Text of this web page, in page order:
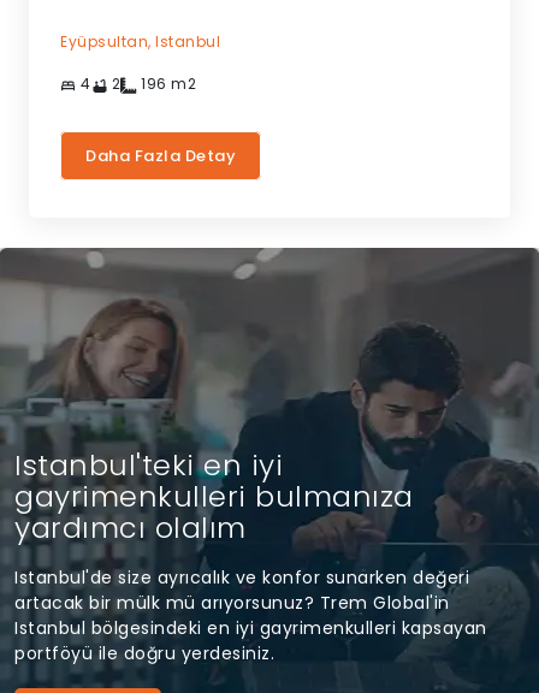
Eyüpsultan, Istanbul
4 2 196 m2
Daha Fazla Detay
Istanbul'teki en iyi
gayrimenkulleri bulmanıza
yardımcı olalım
Istanbul'de size ayrıcalık ve konfor sunarken değeri
artacak bir mülk mü arıyorsunuz? Trem Global'in
Istanbul bölgesindeki en iyi gayrimenkulleri kapsayan
portföyü ile doğru yerdesiniz.